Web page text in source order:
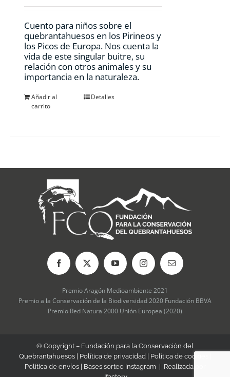
Cuento para niños sobre el
quebrantahuesos en los Pirineos y
los Picos de Europa. Nos cuenta la
vida de este singular buitre, su
relación con otros animales y su
importancia en la naturaleza.
Añadir al
carrito
Detalles
Premio Aragón Medioambiente 2021
Premio a la Conservación de la Biodiversidad 2020 Fundación BBVA
Premio Red Natura 2000 Unión Europea (2020)
© Copyright – Fundación para la Conservación del
Quebrantahuesos | Política de privacidad | Política de cookies
Política de envíos| Bases sorteo Instagram | Realizada por